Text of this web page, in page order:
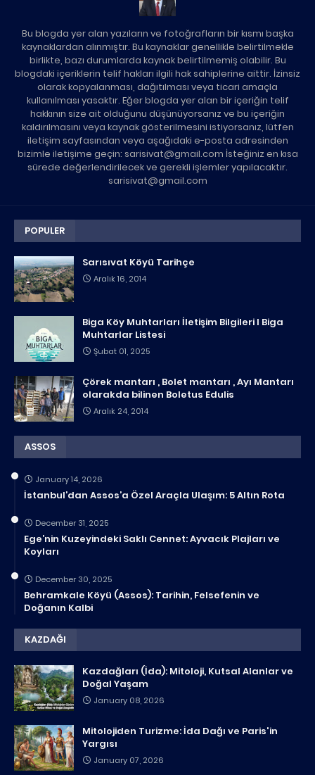
Bu blogda yer alan yazıların ve fotoğrafların bir kısmı başka
kaynaklardan alınmıştır. Bu kaynaklar genellikle belirtilmekle
birlikte, bazı durumlarda kaynak belirtilmemiş olabilir. Bu
blogdaki içeriklerin telif hakları ilgili hak sahiplerine aittir. İzinsiz
olarak kopyalanması, dağıtılması veya ticari amaçla
kullanılması yasaktır. Eğer blogda yer alan bir içeriğin telif
hakkının size ait olduğunu düşünüyorsanız ve bu içeriğin
kaldırılmasını veya kaynak gösterilmesini istiyorsanız, lütfen
iletişim sayfasından veya aşağıdaki e-posta adresinden
bizimle iletişime geçin: sarisivat@gmail.com İsteğiniz en kısa
sürede değerlendirilecek ve gerekli işlemler yapılacaktır.
sarisivat@gmail.com
POPULER
Sarısıvat Köyü Tarihçe
Aralık 16, 2014
Biga Köy Muhtarları İletişim Bilgileri I Biga
Muhtarlar Listesi
Şubat 01, 2025
Çörek mantarı , Bolet mantarı , Ayı Mantarı
olarakda bilinen Boletus Edulis
Aralık 24, 2014
ASSOS
January 14, 2026
İstanbul’dan Assos’a Özel Araçla Ulaşım: 5 Altın Rota
December 31, 2025
Ege’nin Kuzeyindeki Saklı Cennet: Ayvacık Plajları ve
Koyları
December 30, 2025
Behramkale Köyü (Assos): Tarihin, Felsefenin ve
Doğanın Kalbi
KAZDAĞI
Kazdağları (İda): Mitoloji, Kutsal Alanlar ve
Doğal Yaşam
January 08, 2026
Mitolojiden Turizme: İda Dağı ve Paris'in
Yargısı
January 07, 2026